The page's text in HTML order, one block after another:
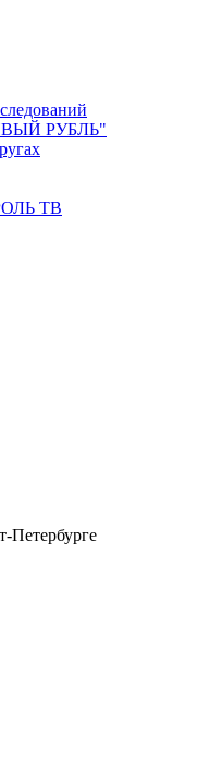
РУБЛЬ"
ТВ
Петербурге